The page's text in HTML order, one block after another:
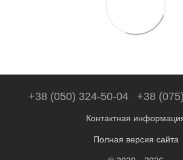
+38 (050) 324-50-04 +38
Контактная
Полная версия сайта